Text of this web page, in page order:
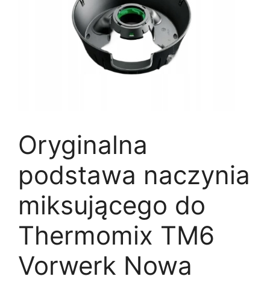
Oryginalna
podstawa naczynia
miksującego do
Thermomix TM6
Vorwerk Nowa